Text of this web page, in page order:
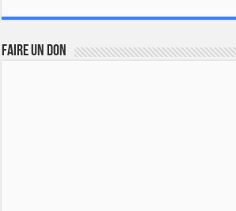
FAIRE UN DON